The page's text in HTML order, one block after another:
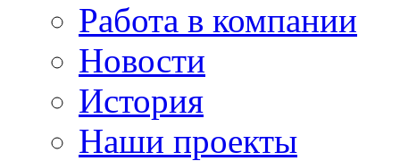
Работа в компании
Новости
История
Наши проекты